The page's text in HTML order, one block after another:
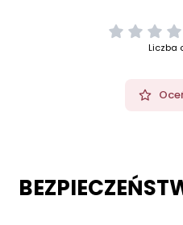
Liczba